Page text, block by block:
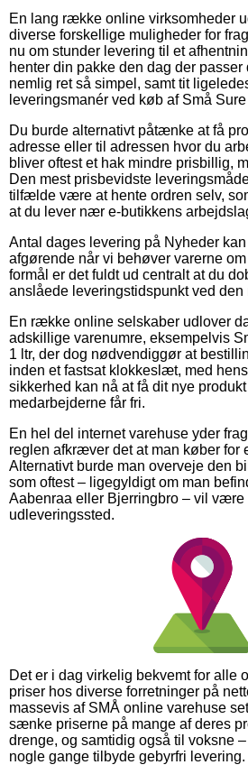
En lang række online virksomheder
diverse forskellige muligheder for
nu om stunder levering til et
henter din pakke den dag der
nemlig ret så simpel, samt tit
leveringsmanér ved køb af Små
Du burde alternativt påtænke at få
adresse eller til adressen hvor du
bliver oftest et hak mindre prisbillig,
Den mest prisbevidste
tilfælde være at hente ordren selv,
at du lever nær e-butikkens
Antal dages levering på Nyheder
afgørende når vi behøver varerne
formål er det fuldt ud centralt at du
anslåede leveringstidspunkt ved den
En række online selskaber udlover
adskillige varenumre, eksempelvis
1 ltr, der dog nødvendiggør at
inden et fastsat klokkeslæt, med
sikkerhed kan nå at få dit nye
medarbejderne får fri.
En hel del internet varehuse yder
reglen afkræver det at man køber for
Alternativt burde man overveje den
som oftest – ligegyldigt om man
Aabenraa eller Bjerringbro – vil være
udleveringssted.
Det er i dag virkelig bekvemt for alle
priser hos diverse forretninger på
massevis af SMÅ online varehuse
sænke priserne på mange af deres
drenge, og samtidig også til voksne
nogle gange tilbyde gebyrfri levering.